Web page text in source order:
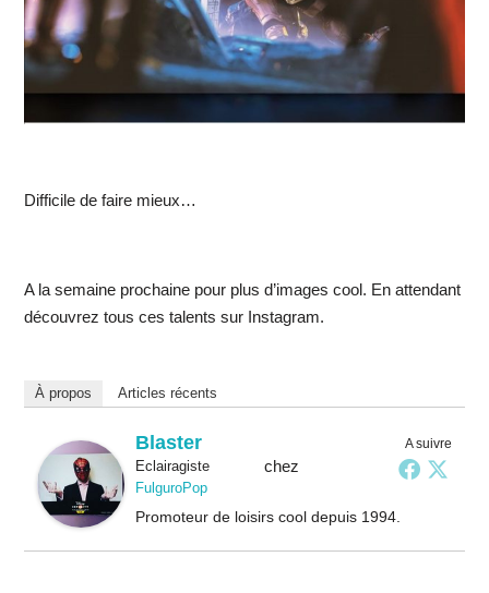
Difficile de faire mieux…
A la semaine prochaine pour plus d’images cool. En attendant
découvrez tous ces talents sur Instagram.
À propos Articles récents
A suivre
Blaster
Eclairagistechez
FulguroPop
Promoteur de loisirs cool depuis 1994.